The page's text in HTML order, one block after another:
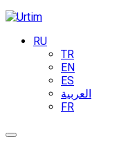
RU
TR
EN
ES
العربية
FR